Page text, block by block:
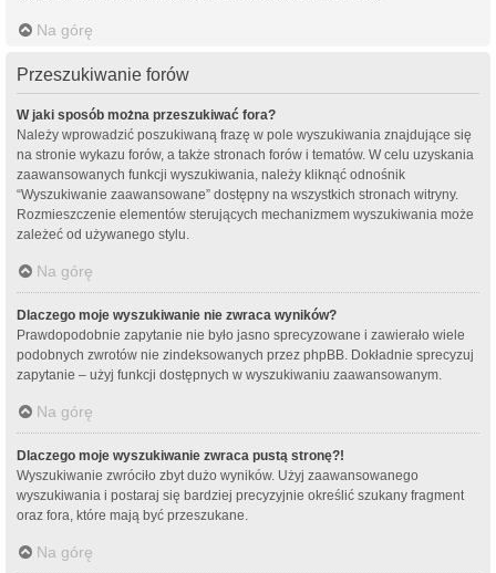
Na górę
Przeszukiwanie forów
W jaki sposób można przeszukiwać fora?
Należy wprowadzić poszukiwaną frazę w pole wyszukiwania znajdujące się
na stronie wykazu forów, a także stronach forów i tematów. W celu uzyskania
zaawansowanych funkcji wyszukiwania, należy kliknąć odnośnik
“Wyszukiwanie zaawansowane” dostępny na wszystkich stronach witryny.
Rozmieszczenie elementów sterujących mechanizmem wyszukiwania może
zależeć od używanego stylu.
Na górę
Dlaczego moje wyszukiwanie nie zwraca wyników?
Prawdopodobnie zapytanie nie było jasno sprecyzowane i zawierało wiele
podobnych zwrotów nie zindeksowanych przez phpBB. Dokładnie sprecyzuj
zapytanie – użyj funkcji dostępnych w wyszukiwaniu zaawansowanym.
Na górę
Dlaczego moje wyszukiwanie zwraca pustą stronę?!
Wyszukiwanie zwróciło zbyt dużo wyników. Użyj zaawansowanego
wyszukiwania i postaraj się bardziej precyzyjnie określić szukany fragment
oraz fora, które mają być przeszukane.
Na górę